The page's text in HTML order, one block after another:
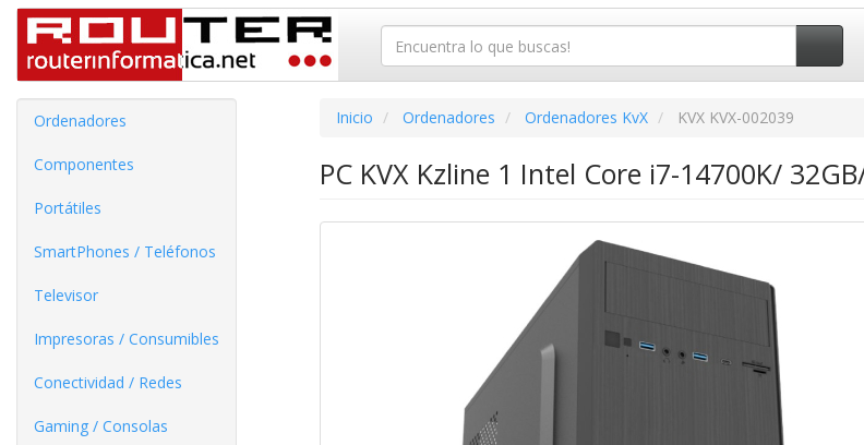
Ordenadores
Componentes
Portátiles
SmartPhones / Teléfonos
Televisor
Impresoras / Consumibles
Conectividad / Redes
Gaming / Consolas
Inicio Ordenadores Ordenadores KvX KVX KVX-002039
PC KVX Kzline 1 Intel Core i7-14700K/